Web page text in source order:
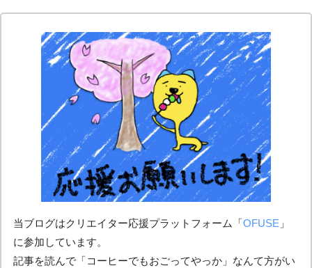
当ブログはクリエイター応援プラットフォーム「OFUSE 」
に参加しています。
記事を読んで「コーヒーでもおごってやっか」なんて方がい